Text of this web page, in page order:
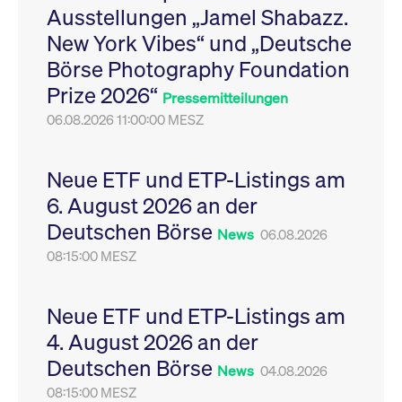
Ausstellungen „Jamel Shabazz.
New York Vibes“ und „Deutsche
Börse Photography Foundation
Prize 2026“ Pressemitteilungen
06.08.2026 11:00:00 MESZ
Neue ETF und ETP-Listings am
6. August 2026 an der
Deutschen Börse News 06.08.2026
08:15:00 MESZ
Neue ETF und ETP-Listings am
4. August 2026 an der
Deutschen Börse News 04.08.2026
08:15:00 MESZ
Leistung der Website
zu messen. Es handelt
sich um ein Muster-
Cookie, bei dem auf
das Präfix _pk_ses
eine kurze Reihe von
VISITOR_PRIVACY_METADATA
YouTube
.youtube.com
6
Monate
Dieses Cookie dient
Speicherung der
Einwilligungs- und
des Nutzers für ihre
Interaktion mit der
Sitzungen geehrt